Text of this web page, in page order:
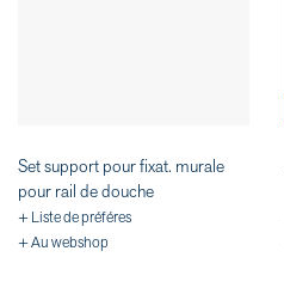
Set support pour fixat. murale
pour rail de douche
+ Liste de préféres
+ Au webshop